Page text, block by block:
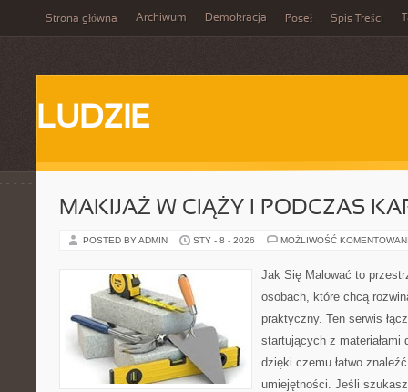
Strona główna Archiwum Demokracja Poseł Spis Treści
LUDZIE
MAKIJAŻ W CIĄŻY I PODCZAS
POSTED BY ADMIN STY - 8 - 2026 MOŻLIWOŚĆ
Jak Się Malować to
osobach, które chcą
praktyczny. Ten serwis
startujących z materiałami
dzięki czemu łatwo
umiejętności. Jeśli